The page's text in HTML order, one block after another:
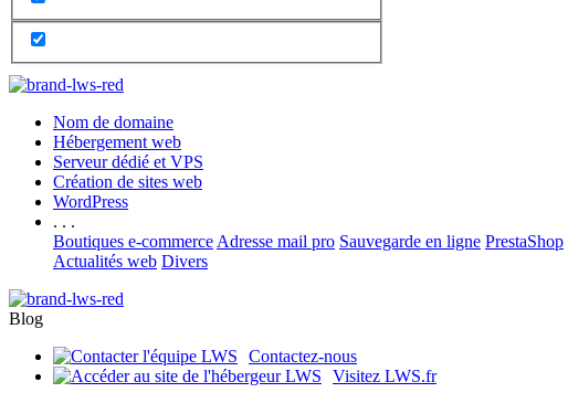
Nom de domaine
Hébergement web
Serveur dédié et VPS
Création de sites web
WordPress
. . .
Boutiques e-commerce Adresse mail pro Sauvegarde en ligne PrestaShop
Actualités web Divers
Blog
Contactez-nous
Visitez LWS.fr